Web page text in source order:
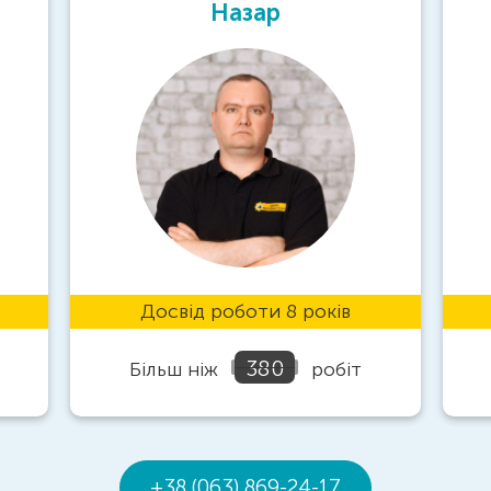
Олег
Досвід роботи 14 років
Більш ніж 280 робіт